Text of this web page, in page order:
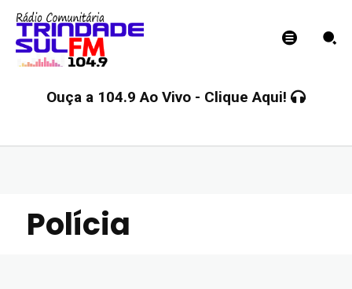
Ouça a 104.9 Ao Vivo - Clique Aqui!
Polícia